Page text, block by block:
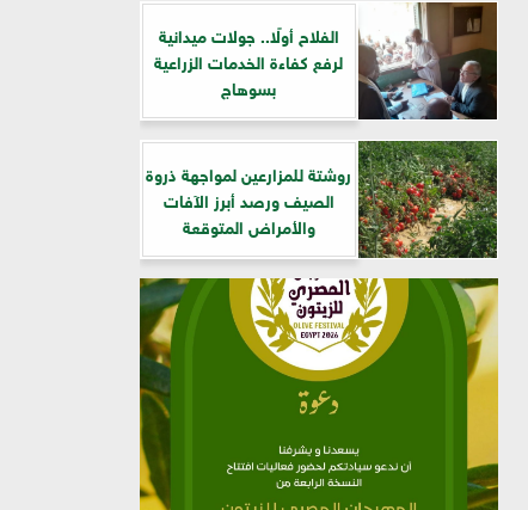
الفلاح أولًا.. جولات ميدانية
لرفع كفاءة الخدمات الزراعية
بسوهاج
روشتة للمزارعين لمواجهة ذروة
الصيف ورصد أبرز الآفات
والأمراض المتوقعة